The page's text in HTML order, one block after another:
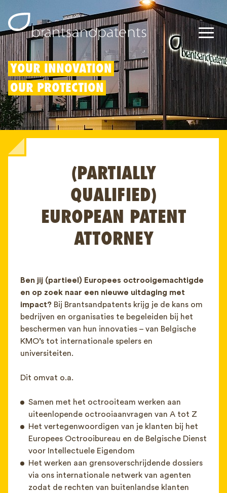
Octrooien
Merken
Modellen
Jobs
Client login
YOUR INNOVATION
OUR PROTECTION
(PARTIALLY
QUALIFIED)
EUROPEAN PATENT
ATTORNEY
Ben jij (partieel) Europees octrooigemachtigde
en op zoek naar een nieuwe uitdaging met
impact? Bij Brantsandpatents krijg je de kans om
bedrijven en organisaties te begeleiden bij het
beschermen van hun innovaties – van Belgische
KMO’s tot internationale spelers en
universiteiten.
Dit omvat o.a.
Samen met het octrooiteam werken aan
uiteenlopende octrooiaanvragen van A tot Z
Het vertegenwoordigen van je klanten bij het
Europees Octrooibureau en de Belgische Dienst
voor Intellectuele Eigendom
Het werken aan grensoverschrijdende dossiers
via ons internationale netwerk van agenten
zodat de rechten van buitenlandse klanten